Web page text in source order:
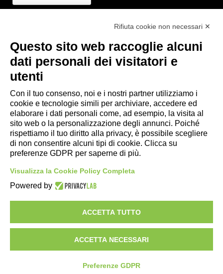
Link utili
- Ufficio di informazione e accoglienza turistica di Maranello, Fiorano
- Comune di Formigine
- Trasporti Locali
- Trenitalia
Scarica le app
- App iPhone Maranello e Dintorni
Rifiuta cookie non necessari ✕
Questo sito web raccoglie alcuni
dati personali dei visitatori e
utenti
Con il tuo consenso, noi e i nostri partner utilizziamo i
cookie e tecnologie simili per archiviare, accedere ed
elaborare i dati personali come, ad esempio, la visita al
sito web o la personalizzazione degli annunci. Poiché
rispettiamo il tuo diritto alla privacy, è possibile scegliere
di non consentire alcuni tipi di cookie. Clicca su
preferenze GDPR per saperne di più.
Visualizza la Cookie Policy Completa
Powered by
ACCETTA TUTTO
ACCETTA NECESSARI
Preferenze GDPR